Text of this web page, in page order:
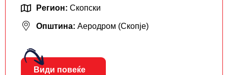
Регион: Скопски
Општина: Аеродром (Скопје)
Види повеќе